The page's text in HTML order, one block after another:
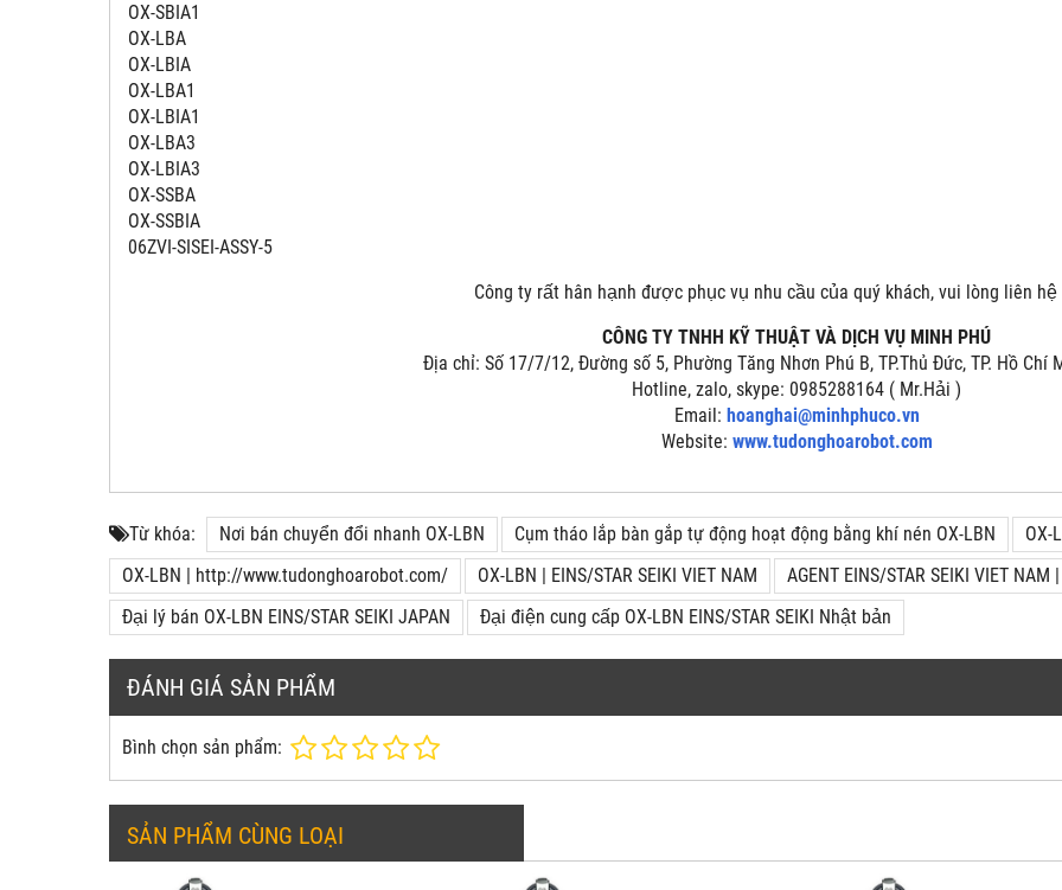
OX-SBIA1
OX-LBA
OX-LBIA
OX-LBA1
OX-LBIA1
OX-LBA3
OX-LBIA3
OX-SSBA
OX-SSBIA
06ZVI-SISEI-ASSY-5
Công ty rất hân hạnh được phục vụ nhu cầu của quý khách, vui lòng liên
CÔNG TY TNHH KỸ THUẬT VÀ DỊCH VỤ MINH PHÚ
Địa chỉ: Số 17/7/12, Đường số 5, Phường Tăng Nhơn Phú B, TP.Thủ Đức, TP. Hồ Chí
Hotline, zalo, skype: 0985288164 ( Mr.Hải )
Email: hoanghai@minhphuco.vn
Website: www.tudonghoarobot.com
Từ khóa: Nơi bán chuyển đổi nhanh OX-LBN Cụm tháo lắp bàn gắp tự động hoạt động bằng khí nén OX-LBN
OX-
OX-LBN | http://www.tudonghoarobot.com/
OX-LBN | EINS/STAR SEIKI VIET NAM
AGENT EINS/STAR SEIKI VIET NAM
Đại lý bán OX-LBN EINS/STAR SEIKI JAPAN
Đại điện cung cấp OX-LBN EINS/STAR SEIKI Nhật bản
ĐÁNH GIÁ SẢN PHẨM
Bình chọn sản phẩm:
SẢN PHẨM CÙNG LOẠI